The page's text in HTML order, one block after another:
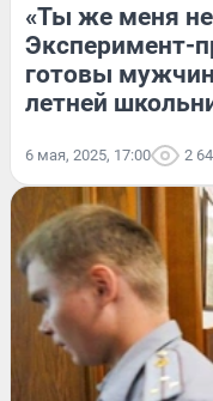
«Ты же меня
Эксперимент-
готовы
летней
6 мая, 2025, 17:00 2